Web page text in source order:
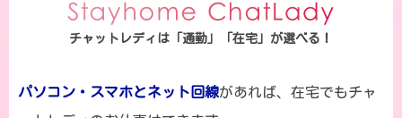
チャットレディは「通勤」「在宅」が選べる！
パソコン・スマホとネット回線があれば、在宅でもチャ